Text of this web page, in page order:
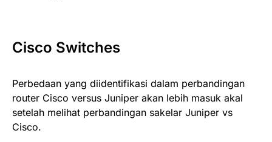
Cisco Switches
Perbedaan yang diidentifikasi dalam perbandingan
router Cisco versus Juniper akan lebih masuk akal
setelah melihat perbandingan sakelar Juniper vs
Cisco.